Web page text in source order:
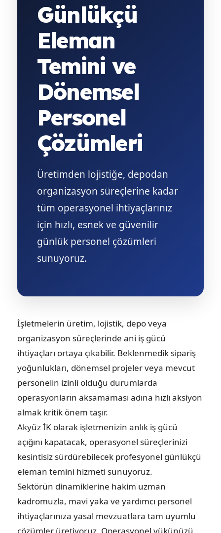
Günlükçü
Eleman
Temini ve
Dönemsel
Personel
Çözümleri
Üretimden lojistiğe, depodan
organizasyon süreçlerine kadar
tüm operasyonel ihtiyaçlarınız
için hızlı, esnek ve güvenilir
günlük personel çözümleri
sunuyoruz.
İşletmelerin üretim, lojistik, depo veya
organizasyon süreçlerinde ani iş gücü
ihtiyaçları ortaya çıkabilir. Beklenmedik sipariş
yoğunlukları, dönemsel projeler veya mevcut
personelin izinli olduğu durumlarda
operasyonların aksamaması adına hızlı aksiyon
almak kritik önem taşır.
Akyüz İK olarak işletmenizin anlık iş gücü
açığını kapatacak, operasyonel süreçlerinizi
kesintisiz sürdürebilecek profesyonel günlükçü
eleman temini hizmeti sunuyoruz.
Sektörün dinamiklerine hakim uzman
kadromuzla, mavi yaka ve yardımcı personel
ihtiyaçlarınıza yasal mevzuatlara tam uyumlu
çözümler üretiyoruz. Operasyonel yükünüzü